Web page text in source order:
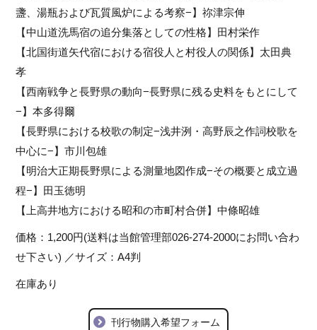
盞、湯瓶および瓦質風炉による考察−】祢津宗伸
【中山道洗馬宿の追分集落としての性格】田村栄作
【北国街道矢代宿における宿役人と村役人の関係】太田典
孝
【西南戦争と長野県の動向−長野県に残る史料をもとにして
−】本多得爾
【長野県における校歌の制定−浅井洌・高野辰之作詞校歌を
中心に−】市川包雄
【明治大正期長野県による測量地図作成−その概要と成立過
程−】田玉徳明
【上高井地方における昭和の市町村合併】中條昭雄
価格：1,200円(送料は当館管理部026-274-2000にお問い合わ
せ下さい) ／サイズ：A4判
在庫あり
刊行物購入希望フォーム